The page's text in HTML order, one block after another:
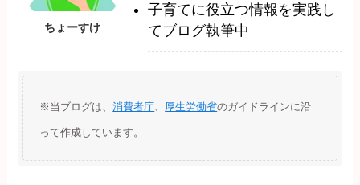
ちょーすけ
子育てに役立つ情報を実践し
てブログ執筆中
※当ブログは、消費者庁 厚生労働省のガイドラインに沿
って作成しています。